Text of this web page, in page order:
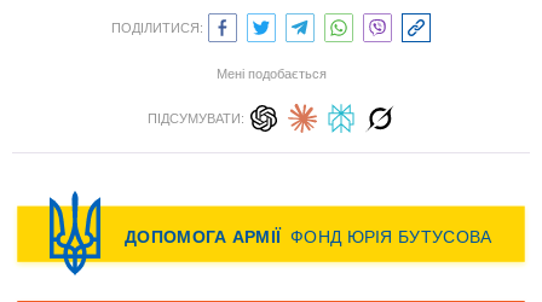
ПОДІЛИТИСЯ:
Мені подобається
ПІДСУМУВАТИ: